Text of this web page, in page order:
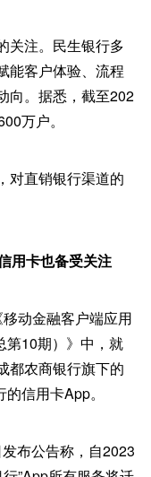
关注。民生银行多
能客户体验、流程
向。据悉，截至202
万户。
对直销银行渠道的
用卡也备受关注
动金融客户端应用
第10期）》中，就
都农商银行旗下的
信用卡App。
布公告称，自2023